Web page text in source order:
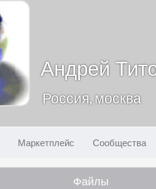
Андрей
Россия, москва
Маркетплейс Сообщества
Файлы